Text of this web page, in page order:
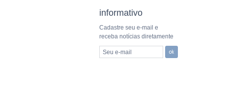
informativo
Cadastre seu e-mail e
receba notícias diretamente
Seu e-mail